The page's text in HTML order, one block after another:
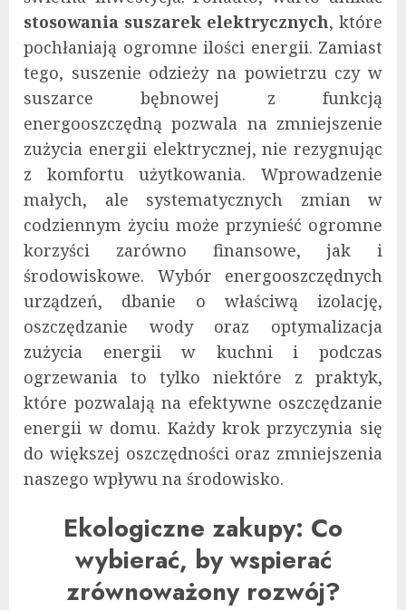
stosowania suszarek elektrycznych, które
pochłaniają ogromne ilości energii. Zamiast
tego, suszenie odzieży na powietrzu czy w
suszarce bębnowej z funkcją
energooszczędną pozwala na zmniejszenie
zużycia energii elektrycznej, nie rezygnując
z komfortu użytkowania. Wprowadzenie
małych, ale systematycznych zmian w
codziennym życiu może przynieść ogromne
korzyści zarówno finansowe, jak i
środowiskowe. Wybór energooszczędnych
urządzeń, dbanie o właściwą izolację,
oszczędzanie wody oraz optymalizacja
zużycia energii w kuchni i podczas
ogrzewania to tylko niektóre z praktyk,
które pozwalają na efektywne oszczędzanie
energii w domu. Każdy krok przyczynia się
do większej oszczędności oraz zmniejszenia
naszego wpływu na środowisko.
Ekologiczne zakupy: Co
wybierać, by wspierać
zrównoważony rozwój?